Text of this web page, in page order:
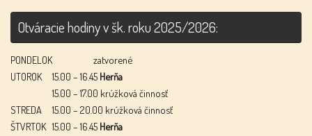
Otváracie hodiny v šk. roku 2025/2026:
PONDELOK
zatvorené
UTOROK
15.00 – 16.45 Herňa
15.00 – 17.00 krúžková činnosť
STREDA
15.00 – 20.00 krúžková činnosť
ŠTVRTOK 15.00 – 16.45 Herňa